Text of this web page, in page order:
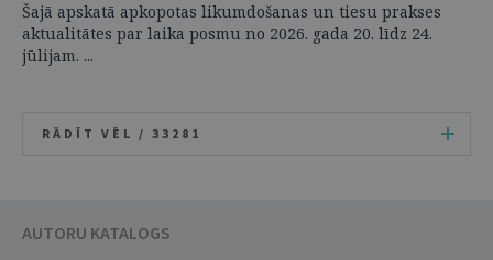
Šajā apskatā apkopotas likumdošanas un tiesu prakses
aktualitātes par laika posmu no 2026. gada 20. līdz 24.
jūlijam. ...
RĀDĪT VĒL / 33281
AUTORU KATALOGS